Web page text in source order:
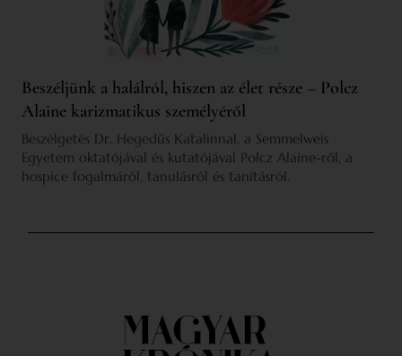
Beszéljünk a halálról, hiszen az élet része – Polcz
Alaine karizmatikus személyéről
Beszélgetés Dr. Hegedűs Katalinnal, a Semmelweis
Egyetem oktatójával és kutatójával Polcz Alaine-ről, a
hospice fogalmáról, tanulásról és tanításról.